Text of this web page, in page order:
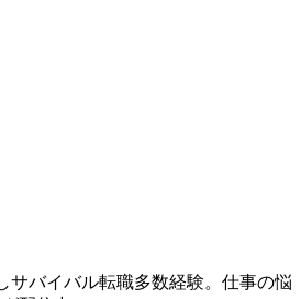
サバイバル転職多数経験。仕事の悩